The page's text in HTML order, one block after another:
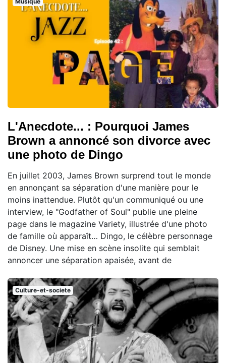
L'Anecdote... : Pourquoi James
Brown a annoncé son divorce avec
une photo de Dingo
En juillet 2003, James Brown surprend tout le monde
en annonçant sa séparation d'une manière pour le
moins inattendue. Plutôt qu'un communiqué ou une
interview, le "Godfather of Soul" publie une pleine
page dans le magazine Variety, illustrée d'une photo
de famille où apparaît… Dingo, le célèbre personnage
de Disney. Une mise en scène insolite qui semblait
annoncer une séparation apaisée, avant de
Culture-et-societe